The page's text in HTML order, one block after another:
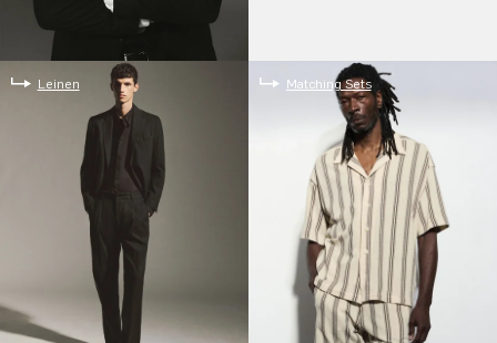
Leinen Matching Sets